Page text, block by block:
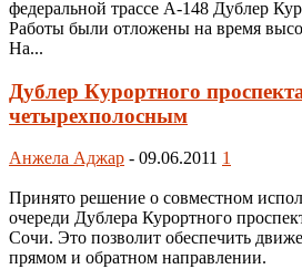
федеральной трассе А-148 Дублер
Работы были отложены на время
На...
Дублер Курортного
четырехполосным
Анжела Аджар - 09.06.2011 1
Принято решение о совместном
очереди Дублера Курортного
Сочи. Это позволит обеспечить
прямом и обратном направлении.